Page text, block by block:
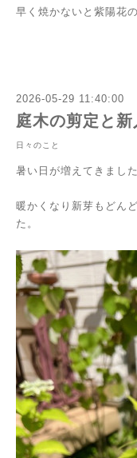
早く焼かないと紫陽花
2026-05-29 11:40:00
庭木の剪定と
日々のこと
暑い日が増えてきまし
暖かくなり新芽もどん
た。